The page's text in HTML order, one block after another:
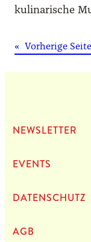
kulinarische
« Vorherige Seite
NEWS­LET­TER
EVENTS
DATEN­SCHUTZ
AGB